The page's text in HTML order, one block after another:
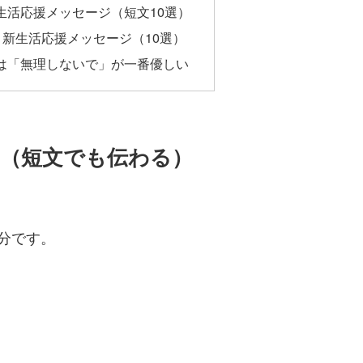
応援メッセージ（短文10選）
生活応援メッセージ（10選）
「無理しないで」が一番優しい
短文でも伝わる）
す。